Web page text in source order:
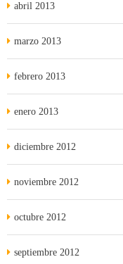
abril 2013
marzo 2013
febrero 2013
enero 2013
diciembre 2012
noviembre 2012
octubre 2012
septiembre 2012